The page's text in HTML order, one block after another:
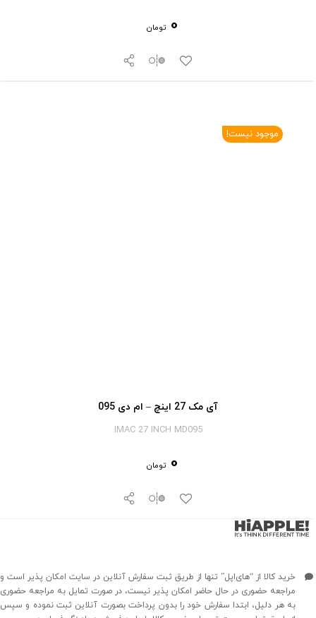
0 تومان
موجود نیست!
آی‎ مک 27 اینچ – ام دی 095
IMAC 27 INCH MD095
0 تومان
خرید کالا از “های‌اپل” تنها از طریق ثبت سفارش آنلاین در سایت امکان پذیر است و
مراجعه حضوری در حال حاضر امکان پذیر نیست، در صورت تمایل به مراجعه حضوری
به هر دلیل، ابتدا سفارش خود را بدون پرداخت بصورت آنلاین ثبت نموده و سپس